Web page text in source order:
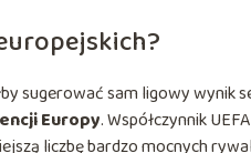
sugerować sam ligowy wynik
Europy. Współczynnik
liczbę bardzo mocnych